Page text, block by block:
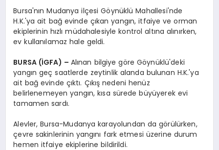
Bursa'nın Mudanya ilçesi Göynüklü Mahallesi'nde
H.K.'ya ait bağ evinde çıkan yangın, itfaiye ve orman
ekiplerinin hızlı müdahalesiyle kontrol altına alınırken,
ev kullanılamaz hale geldi.
BURSA (İGFA) – Alınan bilgiye göre Göynüklü'deki
yangın geç saatlerde zeytinlik alanda bulunan H.K.'ya
ait bağ evinde çıktı. Çıkış nedeni henüz
belirlenemeyen yangın, kısa sürede büyüyerek evi
tamamen sardı.
Alevler, Bursa-Mudanya karayolundan da görülürken,
çevre sakinlerinin yangını fark etmesi üzerine durum
hemen itfaiye ekiplerine bildirildi.